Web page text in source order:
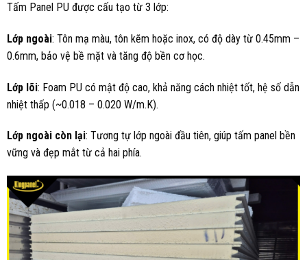
Tấm Panel PU được cấu tạo từ 3 lớp:
Lớp ngoài: Tôn mạ màu, tôn kẽm hoặc inox, có độ dày từ 0.45mm –
0.6mm, bảo vệ bề mặt và tăng độ bền cơ học.
Lớp lõi: Foam PU có mật độ cao, khả năng cách nhiệt tốt, hệ số dẫn
nhiệt thấp (~0.018 – 0.020 W/m.K).
Lớp ngoài còn lại: Tương tự lớp ngoài đầu tiên, giúp tấm panel bền
vững và đẹp mắt từ cả hai phía.